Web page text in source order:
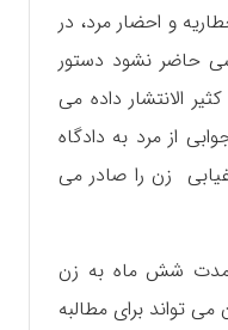
و احضار مرد، در
حاضر نشود دستور
الانتشار داده می
از مرد به دادگاه
زن را صادر می
مدت شش ماه به زن
تواند برای مطالبه